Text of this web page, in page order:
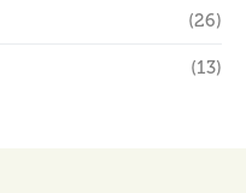
(26)
(13)